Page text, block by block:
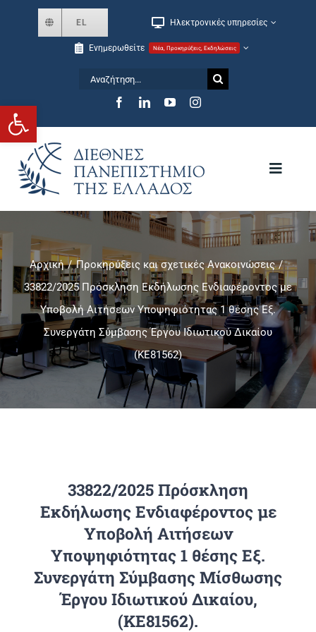
Ανοίξτε τη γραμμή εργαλείων
EL Ηλεκτρονικές υπηρεσίες
Ενημερωθείτε Νέα, Προκηρύξεις, Εκδηλώσεις
Αναζήτηση
Toggle
Σχολές και Τμήματα
Μεταπτυχιακά
Πανεπιστημιακές Μονάδες
Αρχική
Προκηρύξεις και σχετικές Ανακοινώσεις
33822/2025 Πρόσκληση Εκδήλωσης Ενδιαφέροντος με
Υποβολή Αιτήσεων Υποψηφιότητας 1 θέσης Εξ.
Συνεργάτη Σύμβασης Έργου Ιδιωτικού Δικαίου
(ΚΕ81562)
33822/2025 Πρόσκληση
Εκδήλωσης Ενδιαφέροντος με
Υποβολή Αιτήσεων
Υποψηφιότητας 1 θέσης Εξ.
Συνεργάτη Σύμβασης Μίσθωσης
Έργου Ιδιωτικού Δικαίου,
(ΚΕ81562).